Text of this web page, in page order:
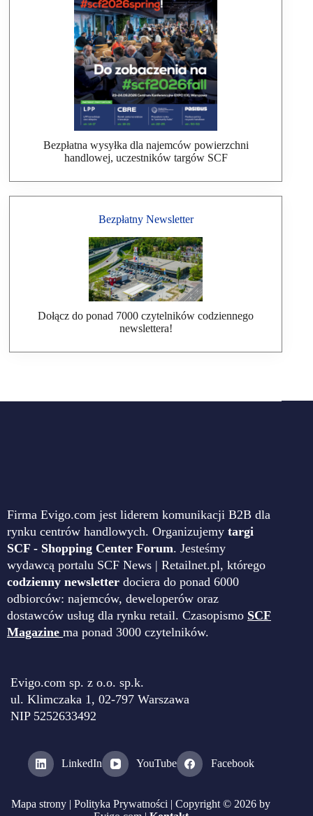
Bezpłatna wysyłka dla najemców powierzchni
handlowej, uczestników targów SCF
Bezpłatny Newsletter
Dołącz do ponad 7000 czytelników codziennego
newslettera!
Firma Evigo.com jest liderem komunikacji B2B dla
rynku centrów handlowych. Organizujemy targi
SCF - Shopping Center Forum. Jesteśmy
wydawcą portalu SCF News | Retailnet.pl, którego
codzienny newsletter dociera do ponad 6000
odbiorców: najemców, deweloperów oraz
dostawców usług dla rynku retail. Czasopismo SCF
Magazine ma ponad 3000 czytelników.
Evigo.com sp. z o.o. sp.k.
ul. Klimczaka 1, 02-797 Warszawa
NIP 5252633492
LinkedIn YouTube Facebook
Mapa strony |Polityka Prywatności | Copyright © 2026 by